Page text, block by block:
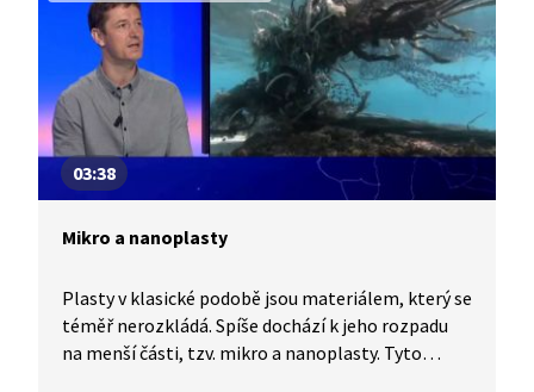
03:38
Mikro a nanoplasty
Plasty v klasické podobě jsou materiálem, který se
téměř nerozkládá. Spíše dochází k jeho rozpadu
na menší části, tzv. mikro a nanoplasty. Tyto